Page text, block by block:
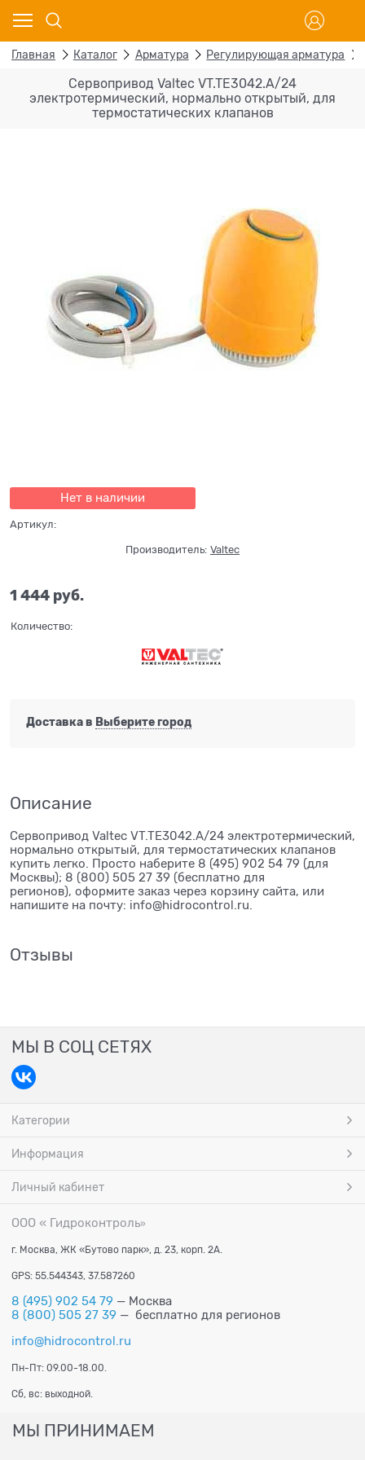
Главная Каталог Арматура Регулирующая арматура
Сервопривод Valtec VT.TE3042.A/24
электротермический, нормально открытый, для
термостатических клапанов
Нет в наличии
Артикул:
Производитель: Valtec
1 444 руб.
Количество:
Доставка в Выберите город
Описание
Сервопривод Valtec VT.TE3042.A/24 электротермический,
нормально открытый, для термостатических клапанов
купить легко. Просто наберите 8 (495) 902 54 79 (для
Москвы); 8 (800) 505 27 39 (бесплатно для
регионов), оформите заказ через корзину сайта, или
напишите на почту: info@hidrocontrol.ru.
Отзывы
МЫ В СОЦ СЕТЯХ
Категории
Информация
Личный кабинет
ООО « Гидроконтроль»
г. Москва, ЖК «Бутово парк», д. 23, корп. 2А.
GPS: 55.544343, 37.587260
8 (495) 902 54 79 — Москва
8 (800) 505 27 39 — бесплатно для регионов
info@hidrocontrol.ru
Пн-Пт: 09.00-18.00.
Сб, вс: выходной.
МЫ ПРИНИМАЕМ